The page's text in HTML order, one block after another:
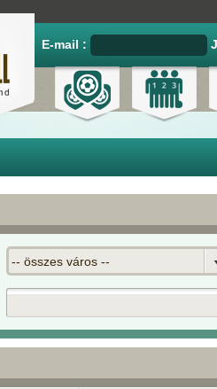
E-mail :
-- összes város --